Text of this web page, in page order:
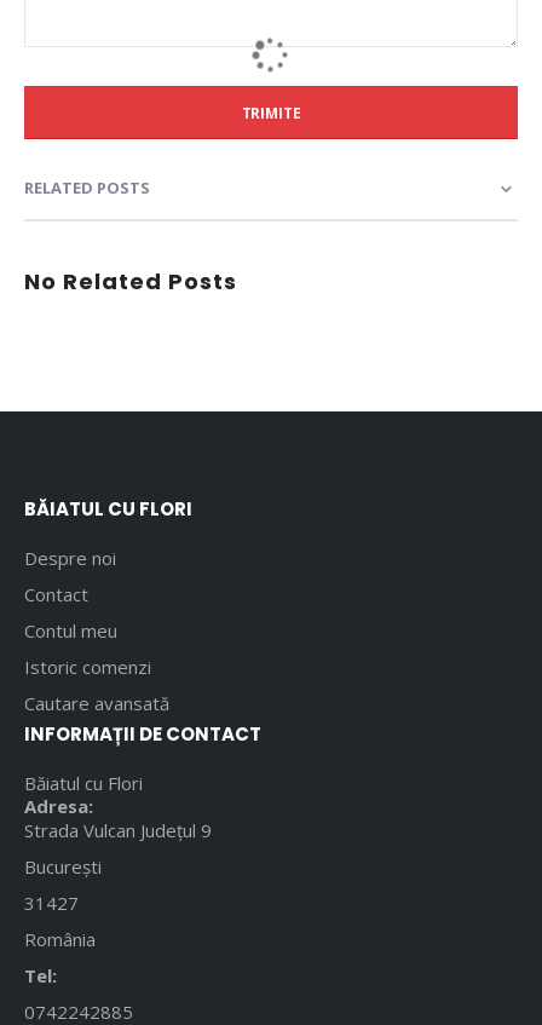
TRIMITE
RELATED POSTS
No Related Posts
BĂIATUL CU FLORI
Despre noi
Contact
Contul meu
Istoric comenzi
Cautare avansată
INFORMAȚII DE CONTACT
Băiatul cu Flori
Adresa:
Strada Vulcan Județul 9
București
31427
România
Tel:
0742242885